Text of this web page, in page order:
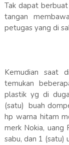
Tak dapat
tangan
petugas yang di
Kemudian saat
temukan
plastik yg di
(satu) buah
hp warna hitam
merk Nokia, uang
sabu, dan 1 (satu)